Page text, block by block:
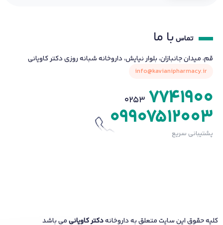
تماس با ما
قم، میدان جانبازان، بلوار نیایش، داروخانه شبانه روزی دکتر کاویانی
info@kavianipharmacy.ir
0253 7741900
09907512003
پشتیبانی سریع
کلیه حقوق این سایت متعلق به داروخانهدکتر کاویانیمی باشد